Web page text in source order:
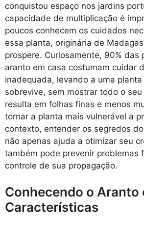
conquistou espaço nos jardins
capacidade de multiplicação é
poucos conhecem os cuidados
essa planta, originária de
prospere. Curiosamente, 90% das
aranto em casa costumam cuidar
inadequada, levando a uma planta
sobrevive, sem mostrar todo o
resulta em folhas finas e menos
tornar a planta mais vulnerável a
contexto, entender os segredos
não apenas ajuda a otimizar seu
também pode prevenir problemas
controle de sua propagação.
Conhecendo o Aranto
Características